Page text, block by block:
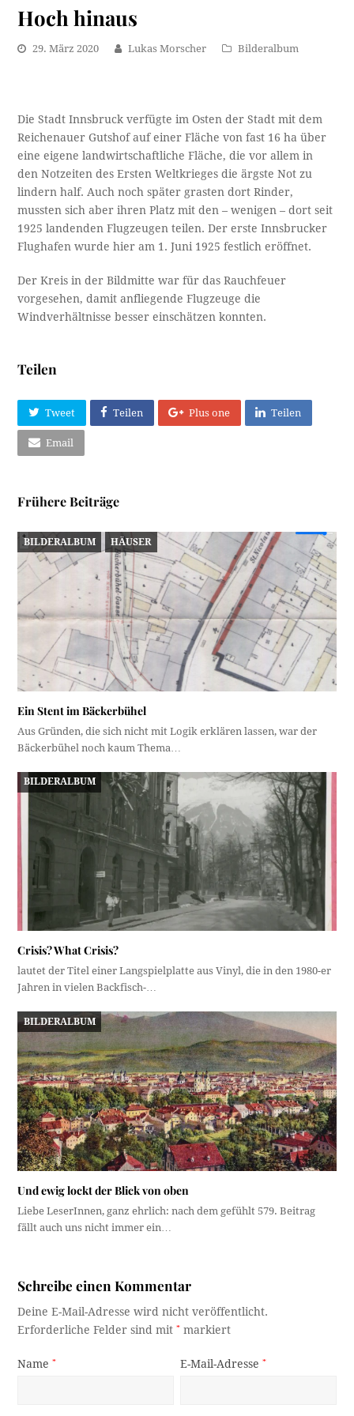
Hoch hinaus
29. März 2020 Lukas Morscher Bilderalbum
Die Stadt Innsbruck verfügte im Osten der Stadt mit dem
Reichenauer Gutshof auf einer Fläche von fast 16 ha über
eine eigene landwirtschaftliche Fläche, die vor allem in
den Notzeiten des Ersten Weltkrieges die ärgste Not zu
lindern half. Auch noch später grasten dort Rinder,
mussten sich aber ihren Platz mit den – wenigen – dort seit
1925 landenden Flugzeugen teilen. Der erste Innsbrucker
Flughafen wurde hier am 1. Juni 1925 festlich eröffnet.
Der Kreis in der Bildmitte war für das Rauchfeuer
vorgesehen, damit anfliegende Flugzeuge die
Windverhältnisse besser einschätzen konnten.
Teilen
Tweet Teilen Plus one Teilen
Email
Frühere Beiträge
BILDERALBUM HÄUSER
Ein Stent im Bäckerbühel
Aus Gründen, die sich nicht mit Logik erklären lassen, war der
Bäckerbühel noch kaum Thema…
BILDERALBUM
Crisis? What Crisis?
lautet der Titel einer Langspielplatte aus Vinyl, die in den 1980-er
Jahren in vielen Backfisch-…
BILDERALBUM
Und ewig lockt der Blick von oben
Liebe LeserInnen, ganz ehrlich: nach dem gefühlt 579. Beitrag
fällt auch uns nicht immer ein…
Schreibe einen Kommentar
Deine E-Mail-Adresse wird nicht veröffentlicht.
Erforderliche Felder sind mit* markiert
Name* E-Mail-Adresse*